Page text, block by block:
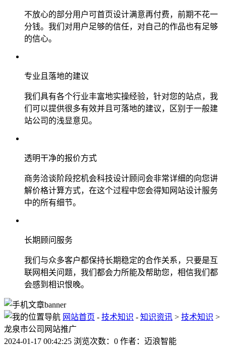
不放心的部分用户可首页设计满意再付费，前期不花一
分钱。我们对用户足够的信任，对自己的作品也有足够
的信心。
专业且落地的建议
我们具有各个行业丰富地实操经验，针对您的站点，我
们可以提供很多有效并且可落地的建议，区别于一般建
站公司的浅显意见。
透明干净的报价方式
商务洽谈阶段挖机会科技设计顾问会非常详细的向您讲
解价格计算方式，在这个过程中您会得知网站设计服务
中的所有细节。
长期顾问服务
我们与众多客户都保持长期稳定的合作关系，只要是互
联网相关问题，我们都会力所能及帮助您，相信我们都
会感到相识恨晚。
网站首页 - 技术知识 - 知识资讯 > 技术知识 >
龙泉市公司网站推广
2024-01-17 00:42:25 浏览次数：0 作者：迈浪智能